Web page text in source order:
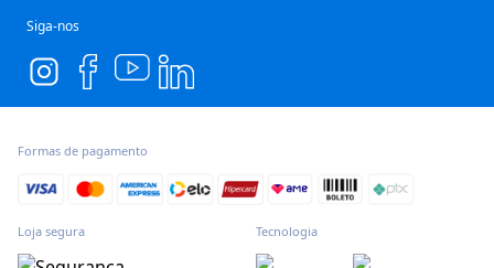
Siga-nos
Formas de pagamento
Loja segura Tecnologia